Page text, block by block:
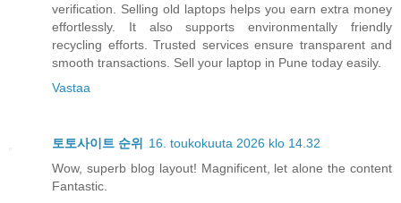
verification. Selling old laptops helps you earn extra money
effortlessly. It also supports environmentally friendly
recycling efforts. Trusted services ensure transparent and
smooth transactions. Sell your laptop in Pune today easily.
Vastaa
토토사이트 순위
16. toukokuuta 2026 klo 14.32
Wow, superb blog layout! Magnificent, let alone the content
Fantastic.